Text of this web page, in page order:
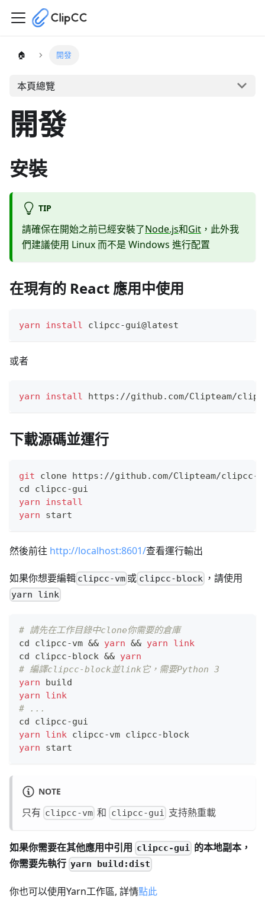
🏠 開發
本頁總覽
開發
安裝
TIP
請確保在開始之前已經安裝了Node.js和Git ，此外我
們建議使用 Linux 而不是 Windows 進行配置
在現有的 React 應用中使用
yarn install clipcc-gui@latest
或者
yarn install https://github.com/Clipteam/
下載源碼並運行
git clone https://github.com/Clipteam/clipcc-
cd clipcc-gui
yarn
install
yarn start
然後前往 http://localhost:8601/查看運行輸出
如果你想要編輯 clipcc-vm 或 clipcc-block，請使用
yarn link
# 請先在工作目錄中clone你需要的倉庫
cd clipcc-vm && yarn && yarn
link
cd clipcc-block && yarn
# 編譯clipcc-block並link它，需要Python 3
yarn build
yarn
link
# ...
cd clipcc-gui
yarn
link clipcc-vm clipcc-block
yarn start
NOTE
只有 clipcc-vm 和 clipcc-gui 支持熱重載
如果你需要在其他應用中引用 clipcc-gui 的本地副本，
你需要先執行 yarn build:dist
你也可以使用Yarn工作區, 詳情點此